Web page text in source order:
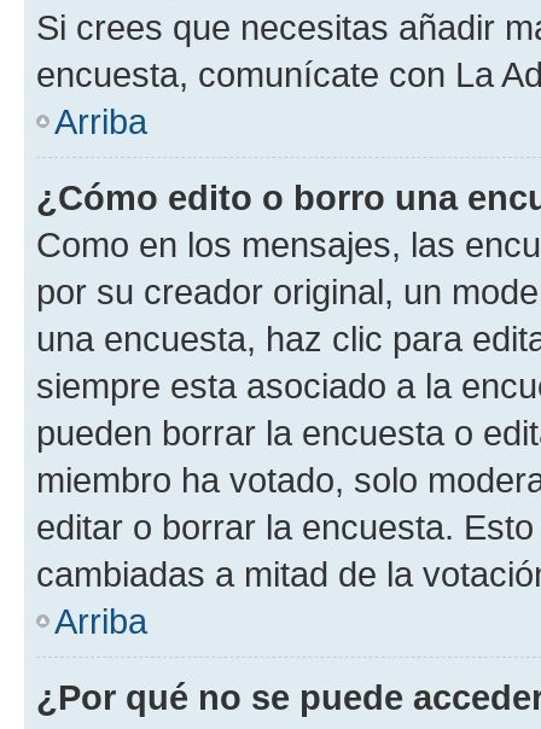
Si crees que necesitas añadir
encuesta, comunícate con La
Arriba
¿Cómo edito o borro una
Como en los mensajes, las
por su creador original, un
una encuesta, haz clic para
siempre esta asociado a la
pueden borrar la encuesta o
miembro ha votado, solo
editar o borrar la encuesta.
cambiadas a mitad de la
Arriba
¿Por qué no se puede